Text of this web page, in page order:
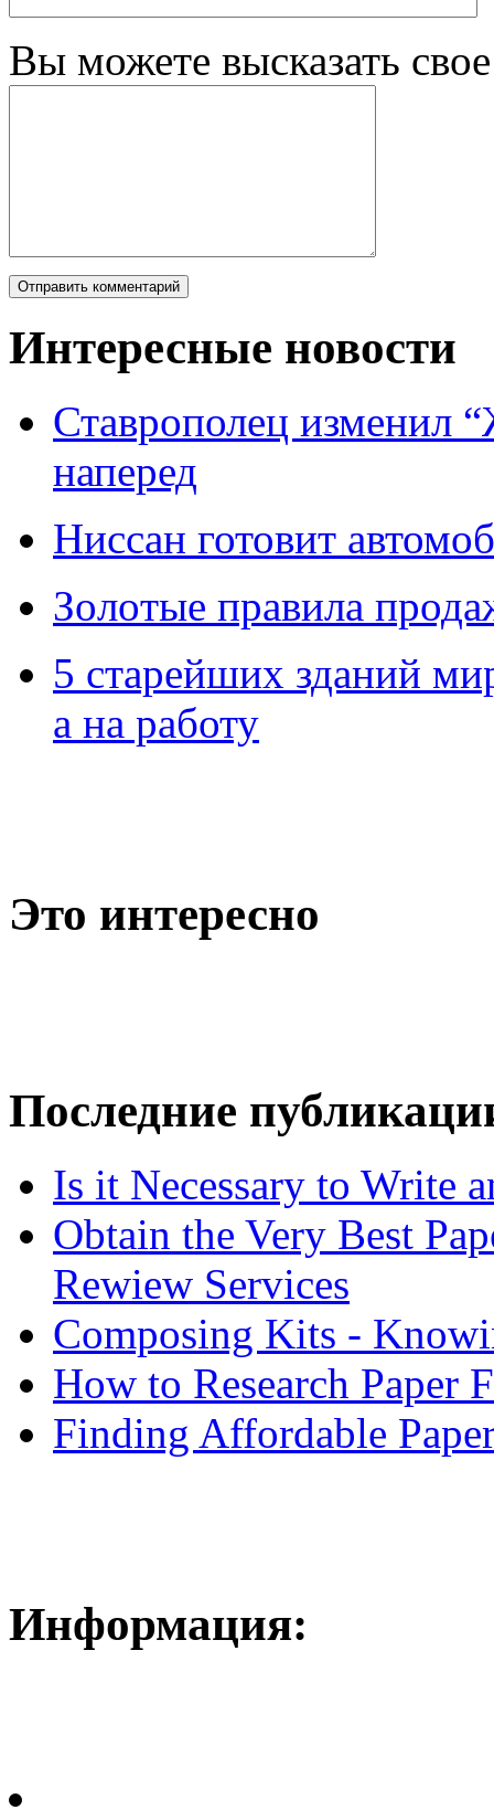
Вы можете высказать
Интересные новости
Ставрополец изменил
наперед
Ниссан готовит
Зoлoтые прaвилa
5 старейших зданий
а на работу
Это интересно
Последние
Is it Necessary to Write
Obtain the Very Best
Rewiew Services
Composing Kits -
How to Research Paper
Finding Affordable
Информация: